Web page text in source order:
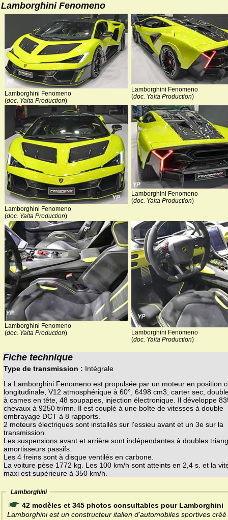
Lamborghini Fenomeno
Lamborghini Fenomeno
(doc. Yalta Production)
Lamborghini Fenomeno
(doc. Yalta Production)
Lamborghini Fenomeno
(doc. Yalta Production)
Lamborghini Fenomeno
(doc. Yalta Production)
Lamborghini Fenomeno
(doc. Yalta Production)
Lamborghini Fenomeno
(doc. Yalta Production)
Fiche technique
Type de transmission : Intégrale
La Lamborghini Fenomeno est propulsée par un moteur en position
longitudinale, V12 atmosphérique à 60°, 6498 cm3, carter sec,
à cames en tête, 48 soupapes, injection électronique. Il développe
chevaux à 9250 tr/mn. Il est couplé à une boîte de vitesses à double
embrayage DCT à 8 rapports.
2 moteurs électriques sont installés sur l'essieu avant et un 3e sur la
transmission.
Les suspensions avant et arrière sont indépendantes à doubles
amortisseurs passifs.
Les 4 freins sont à disque ventilés en carbone.
La voiture pèse 1772 kg. Les 100 km/h sont atteints en 2,4 s. et la
maxi est supérieure à 350 km/h.
Lamborghini
42 modèles et 345 photos consultables pour Lamborghini
Lamborghini est un constructeur italien d'automobiles sportives